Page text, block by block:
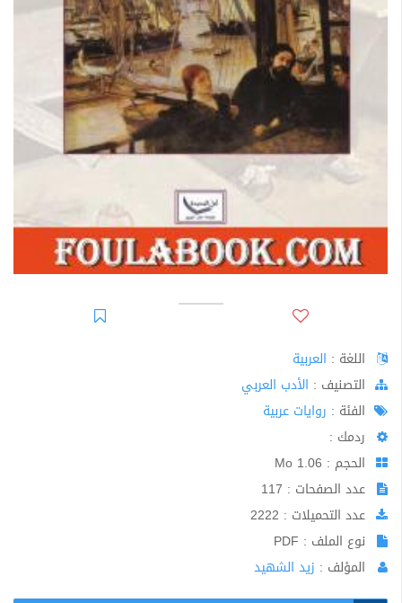
اللغة : العربية
اﻟﺘﺼﻨﻴﻒ : الأدب العربي
الفئة : روايات عربية
ردمك :
الحجم : 1.06 Mo
عدد الصفحات : 117
عدد التحميلات : 2222
نوع الملف : PDF
المؤلف : زيد الشهيد